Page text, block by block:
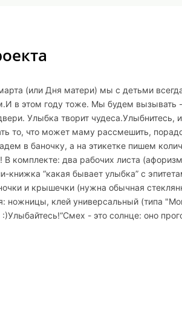
(или Дня матери) мы с детьми
в этом году тоже. Мы будем вызывать
Улыбка творит чудеса.Улыбнитесь,
то, что может маму рассмешить,
в баночку, а на этикетке пишем
комплекте: два рабочих листа
книжка “какая бывает улыбка” с
и крышечки (нужна обычная
ножницы, клей универсальный (типа
- это солнце: оно